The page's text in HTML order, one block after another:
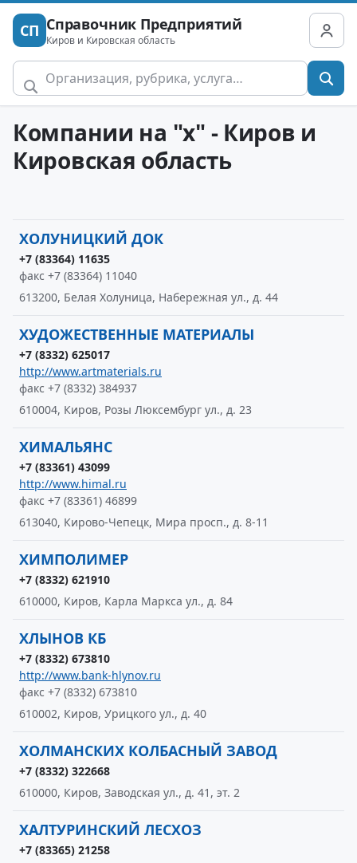
СП Справочник Предприятий
Киров и Кировская область
Компании на "х" - Киров и
Кировская область
ХОЛУНИЦКИЙ ДОК
+7 (83364) 11635
факс +7 (83364) 11040
613200, Белая Холуница, Набережная ул., д. 44
ХУДОЖЕСТВЕННЫЕ МАТЕРИАЛЫ
+7 (8332) 625017
http://www.artmaterials.ru
факс +7 (8332) 384937
610004, Киров, Розы Люксембург ул., д. 23
ХИМАЛЬЯНС
+7 (83361) 43099
http://www.himal.ru
факс +7 (83361) 46899
613040, Кирово-Чепецк, Мира просп., д. 8-11
ХИМПОЛИМЕР
+7 (8332) 621910
610000, Киров, Карла Маркса ул., д. 84
ХЛЫНОВ КБ
+7 (8332) 673810
http://www.bank-hlynov.ru
факс +7 (8332) 673810
610002, Киров, Урицкого ул., д. 40
ХОЛМАНСКИХ КОЛБАСНЫЙ ЗАВОД
+7 (8332) 322668
610000, Киров, Заводская ул., д. 41, эт. 2
ХАЛТУРИНСКИЙ ЛЕСХОЗ
+7 (83365) 21258